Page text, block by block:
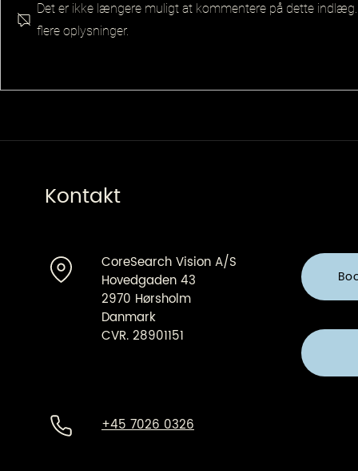
Det er ikke længere muligt at kommentere på dette
flere oplysninger.
Kontakt
CoreSearch Vision A/S
Hovedgaden 43
2970 Hørsholm
Danmark
CVR. 28901151
+45 7026 0326